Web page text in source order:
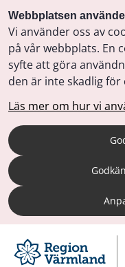
Webbplatsen
Vi använder oss av
på vår webbplats. En
syfte att göra
den är inte skadlig
Läs mer om hur vi